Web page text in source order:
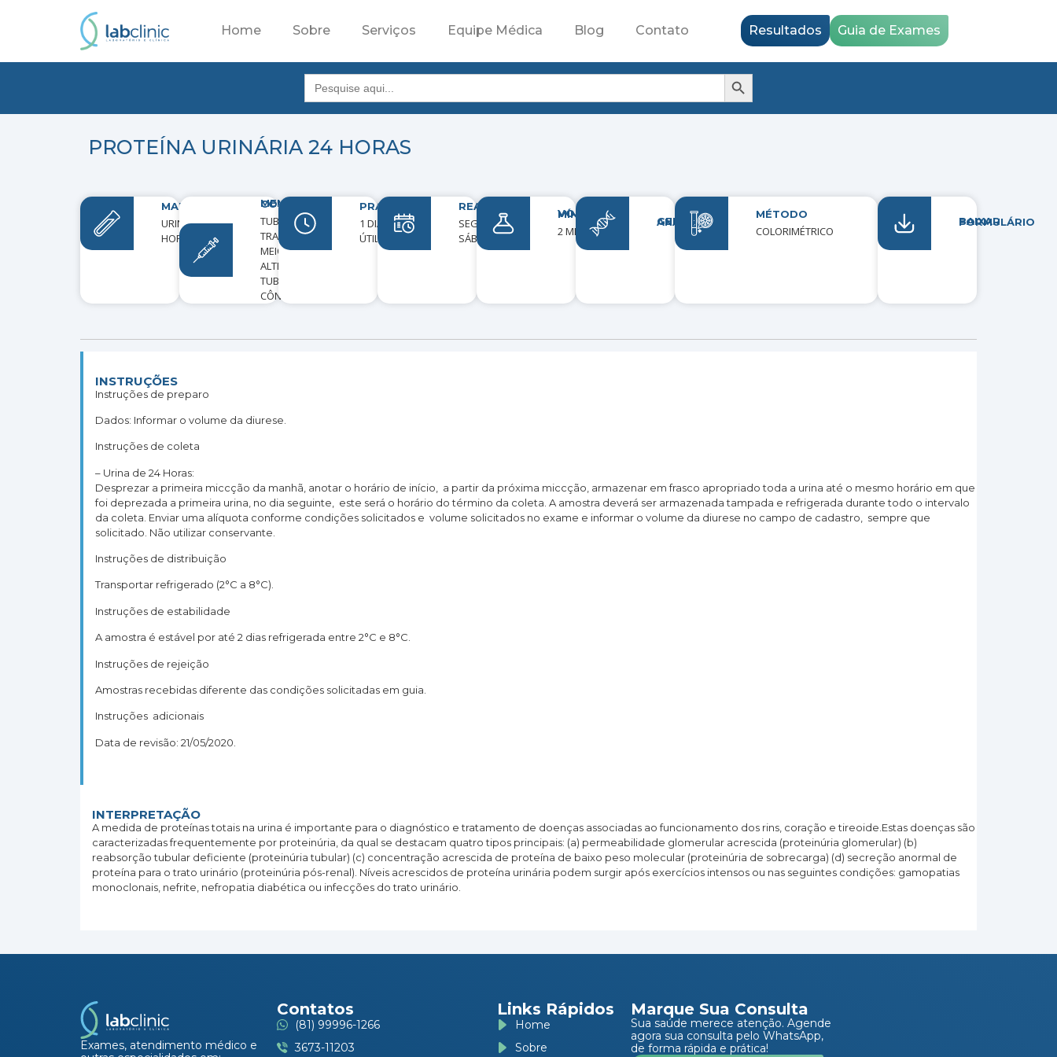
Home Sobre Serviços Equipe Médica Blog Contato Resultados Guia de Exames
Search
for:
Search Button
PROTEÍNA URINÁRIA 24 HORAS
MATERIAL
URINA 24
HORAS
MEIOS DE COLETA
TUBO
TRANSPORTE.
MEIO
ALTERNATIVO:
TUBO
CÔNICO.
PRAZO
1 DIA
ÚTIL
REALIZAÇÃO
SEGUNDA A
SÁBADO
VOLUME MÍNIMO
2 ML
GENES ANALISADOS
MÉTODO
COLORIMÉTRICO
BAIXAR FORMULÁRIO
INSTRUÇÕES
Instruções de preparo
Dados: Informar o volume da diurese.
Instruções de coleta
– Urina de 24 Horas:
Desprezar a primeira miccção da manhã, anotar o horário de início, a partir da próxima miccção, armazenar em frasco apropriado toda a urina até o mesmo horário em que
foi deprezada a primeira urina, no dia seguinte, este será o horário do término da coleta. A amostra deverá ser armazenada tampada e refrigerada durante todo o intervalo
da coleta. Enviar uma alíquota conforme condições solicitados e volume solicitados no exame e informar o volume da diurese no campo de cadastro, sempre que
solicitado. Não utilizar conservante.
Instruções de distribuição
Transportar refrigerado (2°C a 8°C).
Instruções de estabilidade
A amostra é estável por até 2 dias refrigerada entre 2°C e 8°C.
Instruções de rejeição
Amostras recebidas diferente das condições solicitadas em guia.
Instruções adicionais
Data de revisão: 21/05/2020.
INTERPRETAÇÃO
A medida de proteínas totais na urina é importante para o diagnóstico e tratamento de doenças associadas ao funcionamento dos rins, coração e tireoide.Estas doenças são
caracterizadas frequentemente por proteinúria, da qual se destacam quatro tipos principais: (a) permeabilidade glomerular acrescida (proteinúria glomerular) (b)
reabsorção tubular deficiente (proteinúria tubular) (c) concentração acrescida de proteína de baixo peso molecular (proteinúria de sobrecarga) (d) secreção anormal de
proteína para o trato urinário (proteinúria pós-renal). Níveis acrescidos de proteína urinária podem surgir após exercícios intensos ou nas seguintes condições: gamopatias
monoclonais, nefrite, nefropatia diabética ou infecções do trato urinário.
Exames, atendimento médico e
Contatos
(81) 99996-1266
3673-11203
Links Rápidos
Home
Sobre
Marque Sua Consulta
Sua saúde merece atenção. Agende
agora sua consulta pelo WhatsApp,
de forma rápida e prática!